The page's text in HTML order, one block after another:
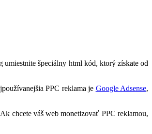
umiestnite špeciálny html kód, ktorý získate od
PPC reklama je Google Adsense,
chcete váš web monetizovať PPC reklamou,